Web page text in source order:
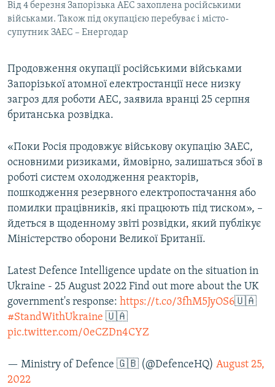
ІНФОГРАФІКА
ДОЛУЧАЙСЯ!
Усі сайти RFE/RL
Від 4 березня Запорізька АЕС захоплена російськими
військами. Також під окупацією перебуває і місто-
супутник ЗАЕС – Енергодар
Продовження окупації російськими військами
Запорізької атомної електростанції несе низку
загроз для роботи АЕС, заявила вранці 25 серпня
британська розвідка.
«Поки Росія продовжує військову окупацію ЗАЕС,
основними ризиками, ймовірно, залишаться збої в
роботі систем охолодження реакторів,
пошкодження резервного електропостачання або
помилки працівників, які працюють під тиском», –
йдеться в щоденному звіті розвідки, який публікує
Міністерство оборони Великої Британії.
Latest Defence Intelligence update on the situation in
Ukraine - 25 August 2022 Find out more about the UK
government's response: https://t.co/3fhM5JyOS6🇺🇦
#StandWithUkraine 🇺🇦
pic.twitter.com/0eCZDn4CYZ
— Ministry of Defence 🇬🇧 (@DefenceHQ) August 25,
2022